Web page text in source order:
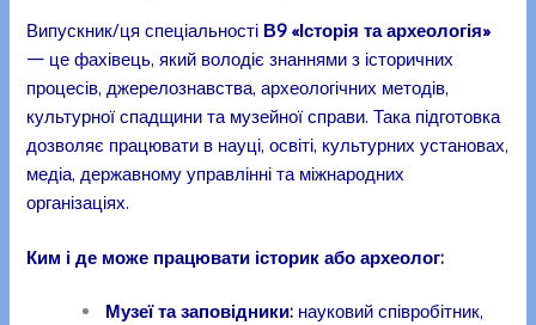
Випускник/ця спеціальності В9 «Історія та археологія»
— це фахівець, який володіє знаннями з історичних
процесів, джерелознавства, археологічних методів,
культурної спадщини та музейної справи. Така підготовка
дозволяє працювати в науці, освіті, культурних установах,
медіа, державному управлінні та міжнародних
організаціях.
Ким і де може працювати історик або археолог:
Музеї та заповідники: науковий співробітник,